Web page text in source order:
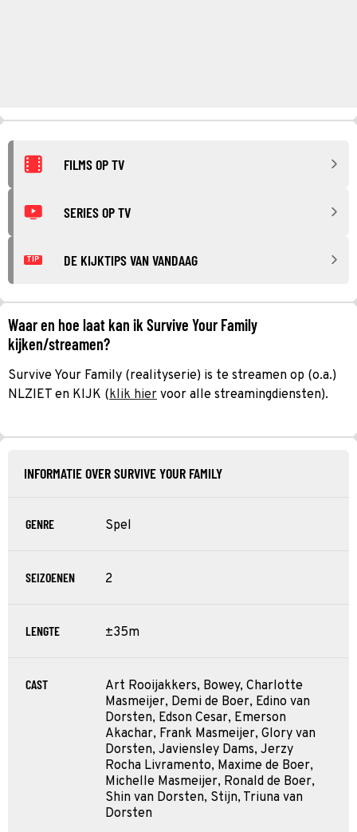
FILMS OP TV
SERIES OP TV
TIP DE KIJKTIPS VAN VANDAAG
Waar en hoe laat kan ik Survive Your Family
kijken/streamen?
Survive Your Family (realityserie) is te streamen op (o.a.)
NLZIET en KIJK (klik hier voor alle streamingdiensten).
INFORMATIE OVER SURVIVE YOUR FAMILY
GENRE Spel
SEIZOENEN 2
LENGTE ±35m
CAST
Art Rooijakkers, Bowey, Charlotte
Masmeijer, Demi de Boer, Edino van
Dorsten, Edson Cesar, Emerson
Akachar, Frank Masmeijer, Glory van
Dorsten, Javiensley Dams, Jerzy
Rocha Livramento, Maxime de Boer,
Michelle Masmeijer, Ronald de Boer,
Shin van Dorsten, Stijn, Triuna van
Dorsten